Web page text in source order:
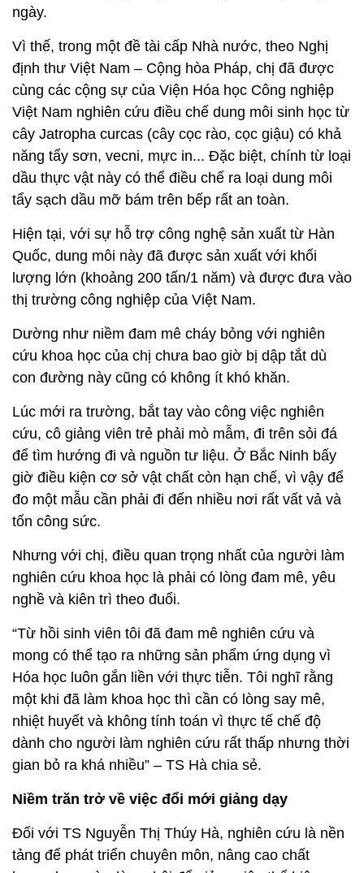
ngày.
Vì thế, trong một đề tài cấp Nhà nước, theo Nghị
định thư Việt Nam – Cộng hòa Pháp, chị đã được
cùng các cộng sự của Viện Hóa học Công nghiệp
Việt Nam nghiên cứu điều chế dung môi sinh học từ
cây Jatropha curcas (cây cọc rào, cọc giậu) có khả
năng tẩy sơn, vecni, mực in... Đặc biệt, chính từ loại
dầu thực vật này có thể điều chế ra loại dung môi
tẩy sạch dầu mỡ bám trên bếp rất an toàn.
Hiện tại, với sự hỗ trợ công nghệ sản xuất từ Hàn
Quốc, dung môi này đã được sản xuất với khối
lượng lớn (khoảng 200 tấn/1 năm) và được đưa vào
thị trường công nghiệp của Việt Nam.
Dường như niềm đam mê cháy bỏng với nghiên
cứu khoa học của chị chưa bao giờ bị dập tắt dù
con đường này cũng có không ít khó khăn.
Lúc mới ra trường, bắt tay vào công việc nghiên
cứu, cô giảng viên trẻ phải mò mẫm, đi trên sỏi đá
để tìm hướng đi và nguồn tư liệu. Ở Bắc Ninh bấy
giờ điều kiện cơ sở vật chất còn hạn chế, vì vậy để
đo một mẫu cần phải đi đến nhiều nơi rất vất vả và
tốn công sức.
Nhưng với chị, điều quan trọng nhất của người làm
nghiên cứu khoa học là phải có lòng đam mê, yêu
nghề và kiên trì theo đuổi.
“Từ hồi sinh viên tôi đã đam mê nghiên cứu và
mong có thể tạo ra những sản phẩm ứng dụng vì
Hóa học luôn gắn liền với thực tiễn. Tôi nghĩ rằng
một khi đã làm khoa học thì cần có lòng say mê,
nhiệt huyết và không tính toán vì thực tế chế độ
dành cho người làm nghiên cứu rất thấp nhưng thời
gian bỏ ra khá nhiều” – TS Hà chia sẻ.
Niềm trăn trở về việc đổi mới giảng dạy
Đối với TS Nguyễn Thị Thúy Hà, nghiên cứu là nền
tảng để phát triển chuyên môn, nâng cao chất